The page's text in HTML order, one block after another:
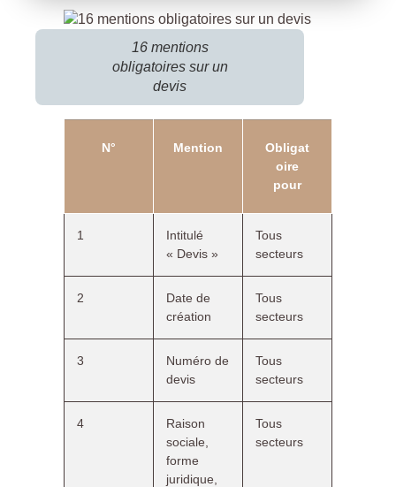
16 mentions
obligatoires sur un
devis
N° Mention
Obligat
oire
pour
1
Intitulé
« Devis »
Tous
secteurs
2
Date de
création
Tous
secteurs
3
Numéro de
devis
Tous
secteurs
4
Raison
sociale,
forme
juridique,
Tous
secteurs